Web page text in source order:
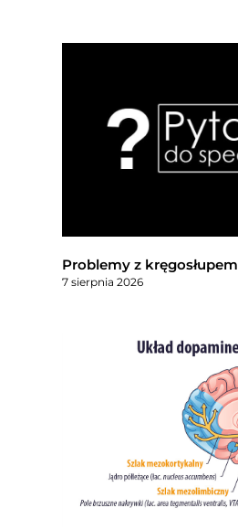
Problemy z kręgosłupem
7 sierpnia 2026